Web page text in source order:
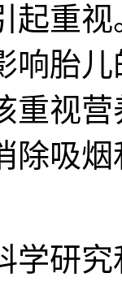
起重
响胎
重视
除吸
研究